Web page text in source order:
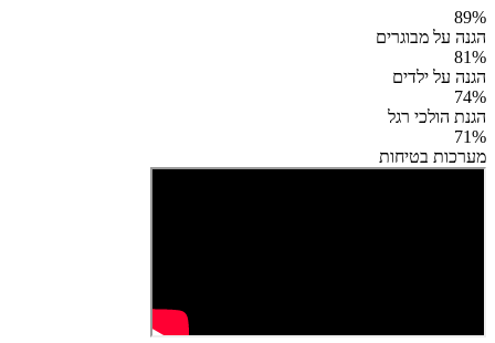
89%
הגנה על מבוגרים
81%
הגנה על ילדים
74%
הגנת הולכי רגל
71%
מערכות בטיחות